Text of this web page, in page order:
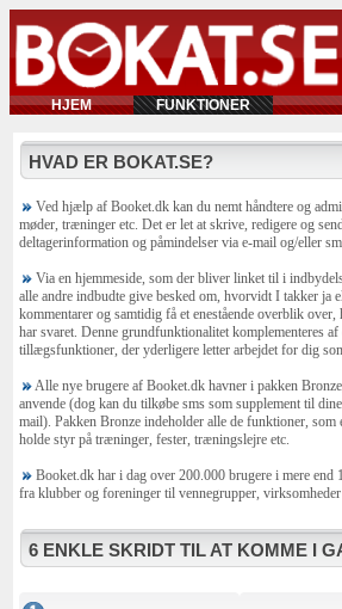
HJEM FUNKTIONER
HVAD ER BOKAT.SE?
Ved hjælp af Booket.dk kan du nemt håndtere og
møder, træninger etc. Det er let at skrive, redigere og
deltagerinformation og påmindelser via e-mail og/eller
Via en hjemmeside, som der bliver linket til i
alle andre indbudte give besked om, hvorvidt I takker ja
kommentarer og samtidig få et enestående overblik over,
har svaret. Denne grundfunktionalitet komplementeres
tillægsfunktioner, der yderligere letter arbejdet for dig
Alle nye brugere af Booket.dk havner i pakken
anvende (dog kan du tilkøbe sms som supplement til
mail). Pakken Bronze indeholder alle de funktioner, som
holde styr på træninger, fester, træningslejre etc.
Booket.dk har i dag over 200.000 brugere i mere end
fra klubber og foreninger til vennegrupper,
6 ENKLE SKRIDT TIL AT KOMME I